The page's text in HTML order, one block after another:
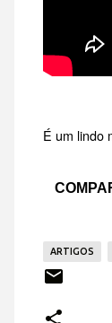
É um lindo
ARTIGOS